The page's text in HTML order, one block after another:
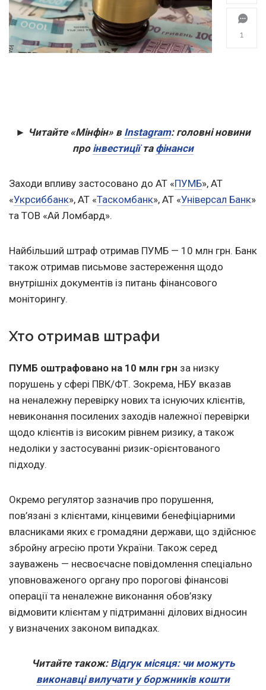
1
► Читайте «Мінфін» в Instagram: головні новини
про інвестиціїта фінанси
Заходи впливу застосовано до АТ «ПУМБ», АТ
«Укрсиббанк», АТ «Таскомбанк», АТ «Універсал Банк»
та ТОВ «Ай Ломбард».
Найбільший штраф отримав ПУМБ — 10 млн грн. Банк
також отримав письмове застереження щодо
внутрішніх документів із питань фінансового
моніторингу.
Хто отримав штрафи
ПУМБ оштрафовано на 10 млн грн за низку
порушень у сфері ПВК/ФТ. Зокрема, НБУ вказав
на неналежну перевірку нових та існуючих клієнтів,
невиконання посилених заходів належної перевірки
щодо клієнтів із високим рівнем ризику, а також
недоліки у застосуванні ризик-орієнтованого
підходу.
Окремо регулятор зазначив про порушення,
пов’язані з клієнтами, кінцевими бенефіціарними
власниками яких є громадяни держави, що здійснює
збройну агресію проти України. Також серед
зауважень — несвоєчасне повідомлення спеціально
уповноваженого органу про порогові фінансові
операції та неналежне виконання обов’язку
відмовити клієнтам у підтриманні ділових відносин
у визначених законом випадках.
Читайте також: Відгук місяця: чи можуть
виконавці вилучати у боржників кошти